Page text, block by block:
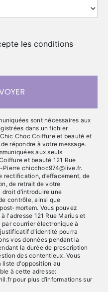
les conditions
sont nécessaires aux
dans un fichier
Choc Coiffure et beauté et
répondre à votre message.
aux seuls
et beauté 121 Rue
chicchoc974@live.fr.
rectification, d’effacement, de
de retrait de votre
d’introduire une
contrôle, ainsi que
mortem. Vous pouvez
l'adresse 121 Rue Marius et
courrier électronique à
d'identité pourra
vos données pendant la
la durée de prescription
des contentieux. Vous
liste d'opposition au
à cette adresse:
pour plus d’informations sur